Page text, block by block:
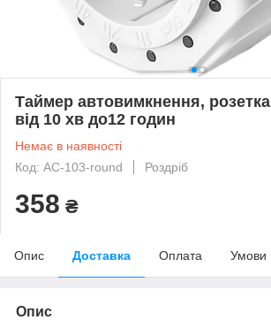
Таймер автовимкнення,
від 10 хв до12 годин
Немає в наявності
Код: AC-103-round
Роздріб
358 ₴
Опис Доставка Оплата Умови
Опис